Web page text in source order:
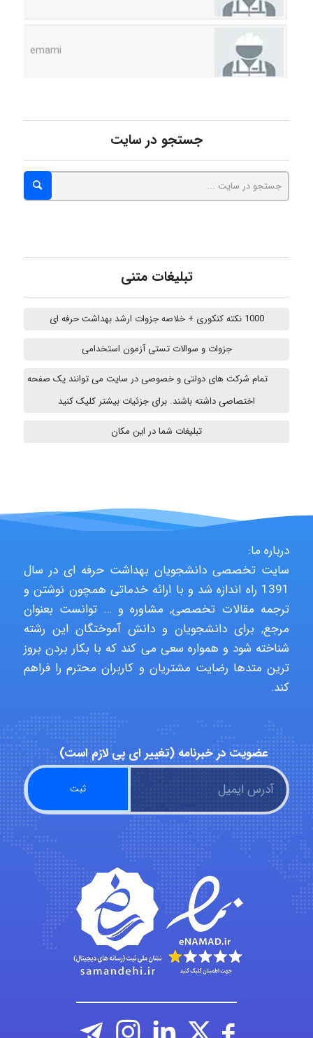
Fateme896
hosein abdolvand
Kati
emami
Iman Hosseini
Chehri
roya_boostani
amir
جستجو در سایت
تبلیغات متنی
1000 نکته کنکوری + خلاصه جزوات ارشد بهداشت حرفه ای
جزوات و سوالات تستی آزمون استخدامی
تمام شرکت های دولتی و خصوصی در سایت می توانند یک صفحه
اختصاصی داشته باشند. برای جزئیات بیشتر کلیک کنید
تبلیغات شما در این مکان
درباره ما:
سایت تخصصی دانشجویان بهداشت حرفه ای در سال
1391 راه اندازه شد و با ارائه خدماتی همچون نوشتن و
ترجمه مقالات تخصصی, مشاوره و … توانست بعنوان
مرجع, برای دانشجویان و دانش آموختگان این رشته
شناخته شود و همواره سعی می کند که با بکار بردن بروز
ترین متدها رضایت مشتریان و کاربران محترم را فراهم
کند.
عضویت در خبرنامه (تغییر ای پی لازم است)